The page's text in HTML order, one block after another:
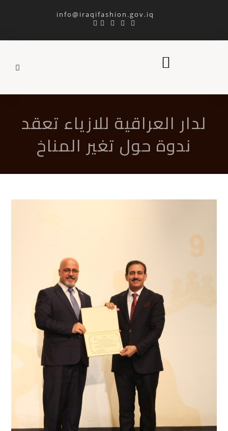
لدار العراقية للازياء تعقد
ندوة حول تغير المناخ